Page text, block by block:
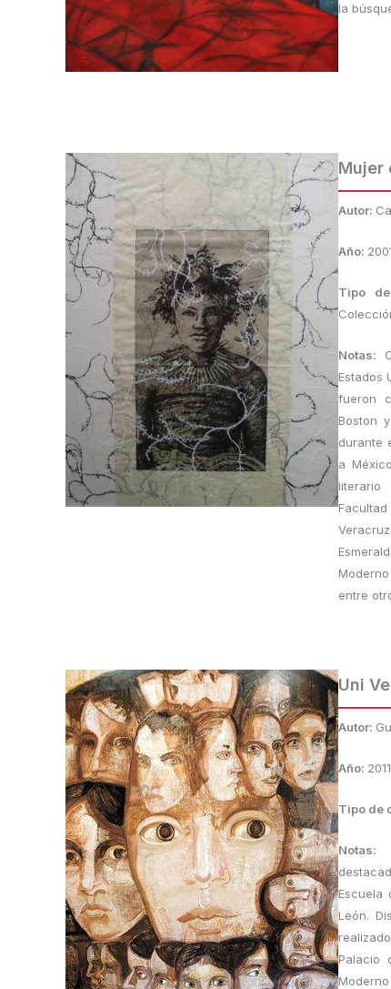
la
Mujer
Autor:
Año:
Tipo
Notas:
Estados
fueron
Boston
durante
a
entre
Uni
Autor:
Año: 2011
Tipo de
Notas:
Escuela
León.
Palacio